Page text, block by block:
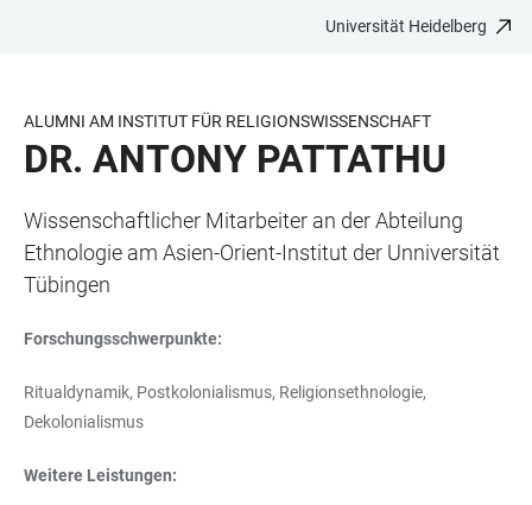
BARRIEREFREIHEIT
Universität Heidelberg
ALUMNI AM INSTITUT FÜR RELIGIONSWISSENSCHAFT
DR. ANTONY PATTATHU
Wissenschaftlicher Mitarbeiter an der Abteilung
Ethnologie am Asien-Orient-Institut der Unniversität
Tübingen
Forschungsschwerpunkte:
Ritualdynamik, Postkolonialismus, Religionsethnologie,
Dekolonialismus
Weitere Leistungen: